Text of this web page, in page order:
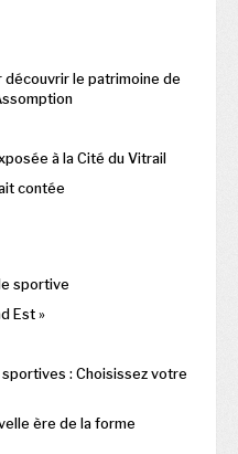
découvrir le patrimoine de
à la Cité du Vitrail
contée
sportive
Est »
: Choisissez votre
ère de la forme